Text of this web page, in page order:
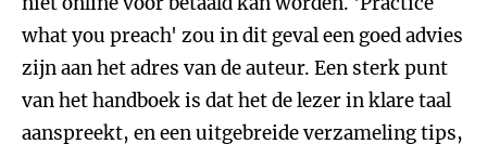
what you preach' zou in dit geval een goed advies
zijn aan het adres van de auteur. Een sterk punt
van het handboek is dat het de lezer in klare taal
aanspreekt, en een uitgebreide verzameling tips,